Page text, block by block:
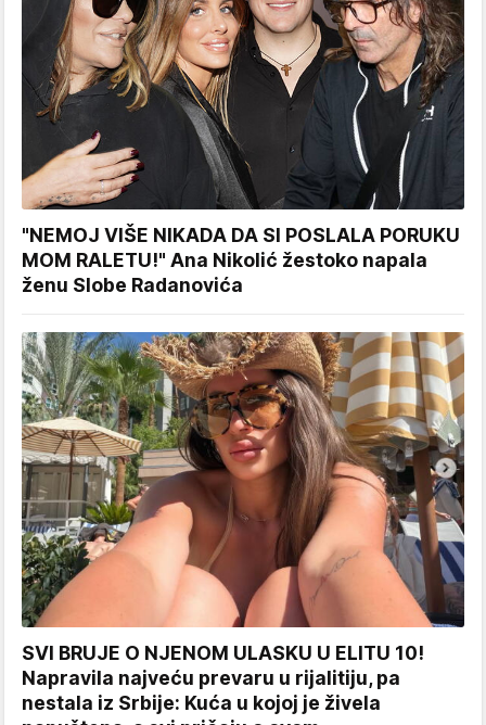
"NEMOJ VIŠE NIKADA DA SI POSLALA PORUKU
MOM RALETU!" Ana Nikolić žestoko napala
ženu Slobe Radanovića
SVI BRUJE O NJENOM ULASKU U ELITU 10!
Napravila najveću prevaru u rijalitiju, pa
nestala iz Srbije: Kuća u kojoj je živela